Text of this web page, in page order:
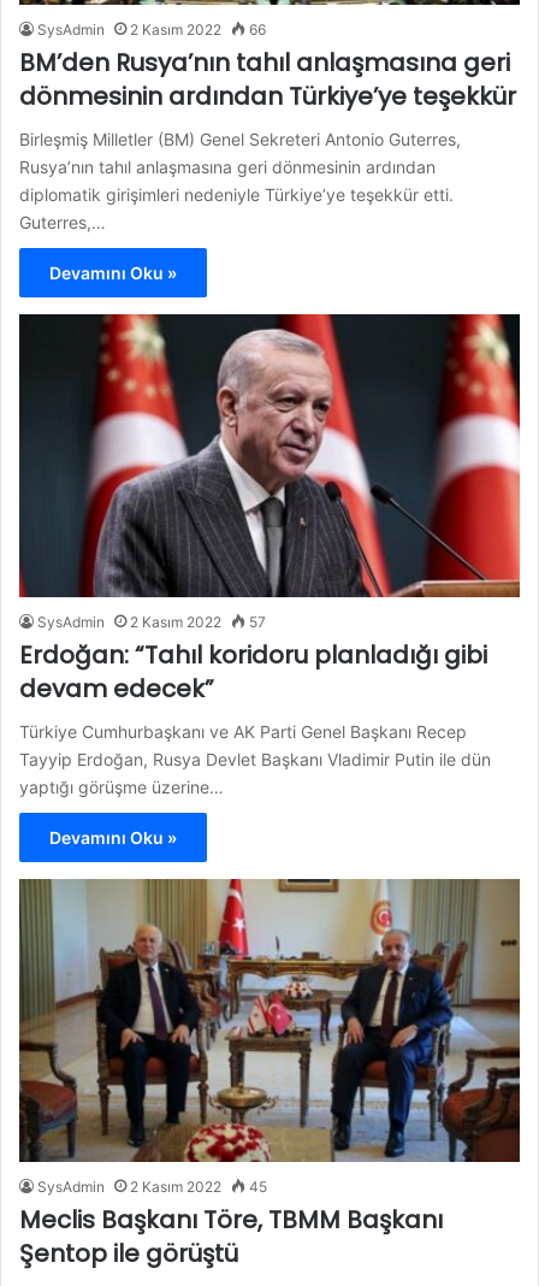
SysAdmin 2 Kasım 2022 66
BM’den Rusya’nın tahıl anlaşmasına geri
dönmesinin ardından Türkiye’ye teşekkür
Birleşmiş Milletler (BM) Genel Sekreteri Antonio Guterres,
Rusya’nın tahıl anlaşmasına geri dönmesinin ardından
diplomatik girişimleri nedeniyle Türkiye’ye teşekkür etti.
Guterres,…
Devamını Oku »
SysAdmin 2 Kasım 2022 57
Erdoğan: “Tahıl koridoru planladığı gibi
devam edecek”
Türkiye Cumhurbaşkanı ve AK Parti Genel Başkanı Recep
Tayyip Erdoğan, Rusya Devlet Başkanı Vladimir Putin ile dün
yaptığı görüşme üzerine…
Devamını Oku »
SysAdmin 2 Kasım 2022 45
Meclis Başkanı Töre, TBMM Başkanı
Şentop ile görüştü